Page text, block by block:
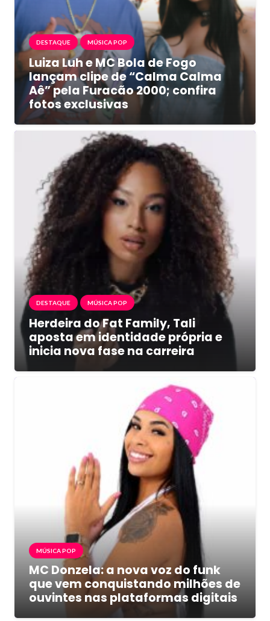
DESTAQUE MÚSICA POP
Luiza Luh e MC Bola de Fogo
lançam clipe de “Calma Calma
Aê” pela Furacão 2000; confira
fotos exclusivas
DESTAQUE MÚSICA POP
Herdeira do Fat Family, Tali
aposta em identidade própria e
inicia nova fase na carreira
MÚSICA POP
MC Donzela: a nova voz do funk
que vem conquistando milhões de
ouvintes nas plataformas digitais